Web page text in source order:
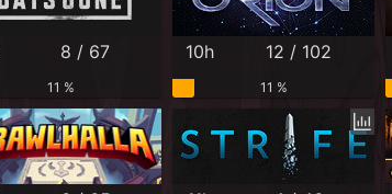
8 / 67
11 %
10h 12 / 102
11 %